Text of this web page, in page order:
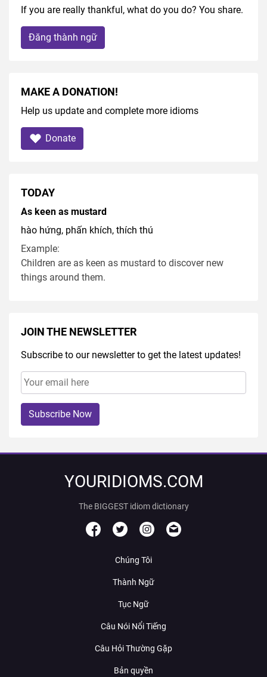
If you are really thankful, what do you do? You share.
Đăng thành ngữ
MAKE A DONATION!
Help us update and complete more idioms
Donate
TODAY
As keen as mustard
hào hứng, phấn khích, thích thú
Example:
Children are as keen as mustard to discover new
things around them.
JOIN THE NEWSLETTER
Subscribe to our newsletter to get the latest updates!
Subscribe Now
YOURIDIOMS.COM
The BIGGEST idiom dictionary
Chúng Tôi
Thành Ngữ
Tục Ngữ
Câu Nói Nổi Tiếng
Câu Hỏi Thường Gặp
Bản quyền